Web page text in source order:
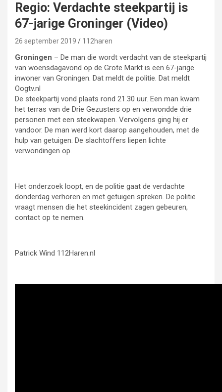
Regio: Verdachte steekpartij is
67-jarige Groninger (Video)
26 september 2019 112haren
Groningen – De man die wordt verdacht van de steekpartij
van woensdagavond op de Grote Markt is een 67-jarige
inwoner van Groningen. Dat meldt de politie. Dat meldt
Oogtv.nl
De steekpartij vond plaats rond 21.30 uur. Een man kwam
het terras van de Drie Gezusters op en verwondde drie
personen met een steekwapen. Vervolgens ging hij er
vandoor. De man werd kort daarop aangehouden, met de
hulp van getuigen. De slachtoffers liepen lichte
verwondingen op.
Het onderzoek loopt, en de politie gaat de verdachte
donderdag verhoren en met getuigen spreken. De politie
vraagt mensen die het steekincident zagen gebeuren,
contact op te nemen.
Patrick Wind 112Haren.nl